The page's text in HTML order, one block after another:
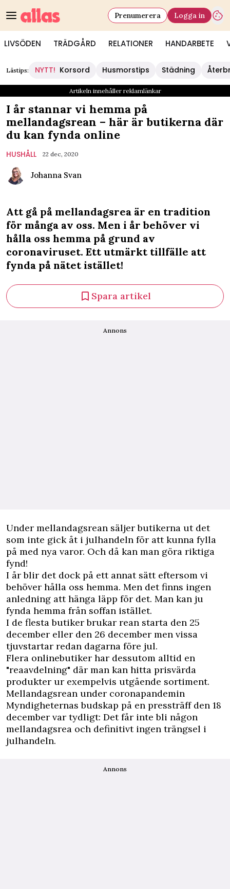
LIVSÖDEN TRÄDGÅRD RELATIONER HANDARBETE
Prenumerera Logga in
Lästips: NYTT! Korsord Husmorstips Städning
Artikeln innehåller reklamlänkar
I år stannar vi hemma på
mellandagsrean – här är butikerna där
du kan fynda online
HUSHÅLL 22 dec, 2020
Johanna Svan
Att gå på mellandagsrea är en tradition
för många av oss. Men i år behöver vi
hålla oss hemma på grund av
coronaviruset. Ett utmärkt tillfälle att
fynda på nätet istället!
Spara artikel
Annons
Under mellandagsrean säljer butikerna ut det
som inte gick åt i julhandeln för att kunna fylla
på med nya varor. Och då kan man göra riktiga
fynd!
I år blir det dock på ett annat sätt eftersom vi
behöver hålla oss hemma. Men det finns ingen
anledning att hänga läpp för det. Man kan ju
fynda hemma från soffan istället.
I de flesta butiker brukar rean starta den 25
december eller den 26 december men vissa
tjuvstartar redan dagarna före jul.
Flera onlinebutiker har dessutom alltid en
"reaavdelning" där man kan hitta prisvärda
produkter ur exempelvis utgående sortiment.
Mellandagsrean under coronapandemin
Myndigheternas budskap på en pressträff den 18
december var tydligt: Det får inte bli någon
mellandagsrea och definitivt ingen trängsel i
julhandeln.
Annons